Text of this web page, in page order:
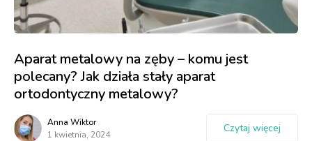
Aparat metalowy na zęby – komu jest
polecany? Jak działa stały aparat
ortodontyczny metalowy?
Anna Wiktor
1 kwietnia, 2024
Czytaj więcej